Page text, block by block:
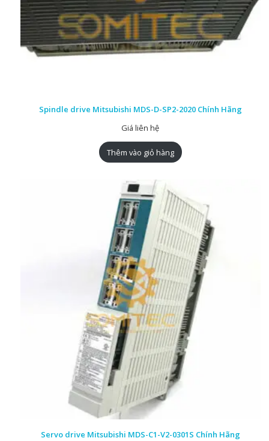
Spindle drive Mitsubishi MDS-D-SP2-2020 Chính Hãng
Giá liên hệ
Thêm vào giỏ hàng
Servo drive Mitsubishi MDS-C1-V2-0301S Chính Hãng